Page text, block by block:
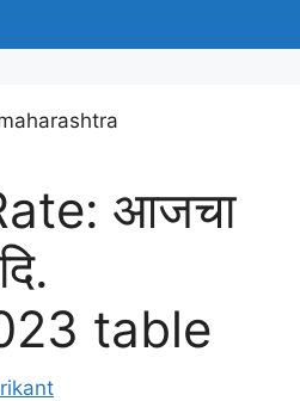
आजचा
table